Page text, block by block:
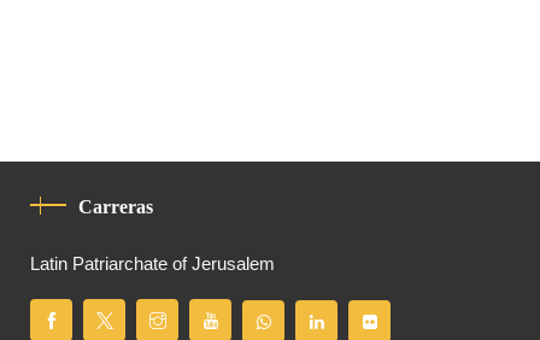
Carreras
Latin Patriarchate of Jerusalem